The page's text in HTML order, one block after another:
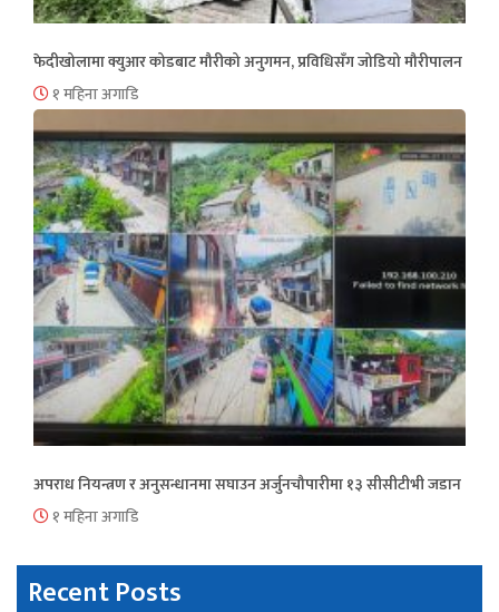
फेदीखोलामा क्युआर कोडबाट मौरीको अनुगमन, प्रविधिसँग जोडियो मौरीपालन
१ महिना अगाडि
अपराध नियन्त्रण र अनुसन्धानमा सघाउन अर्जुनचौपारीमा १३ सीसीटीभी जडान
१ महिना अगाडि
Recent Posts